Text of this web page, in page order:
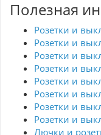
Полезная
Розетки и
Розетки и
Розетки и
Розетки и
Розетки и
Розетки и
Розетки и
Розетки и
Лючки и